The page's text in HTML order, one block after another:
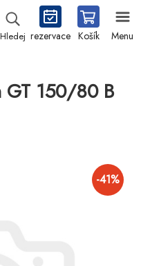
Hledej rezervace Košík Menu
150/80 B
-41%